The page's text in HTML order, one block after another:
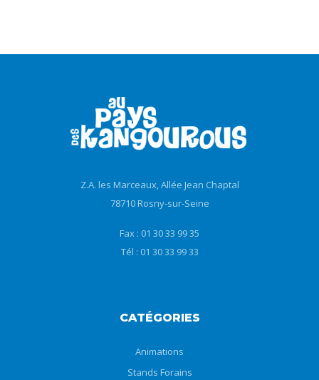
Z.A. les Marceaux, Allée Jean Chaptal
78710 Rosny-sur-Seine
Fax : 01 30 33 99 35
Tél : 01 30 33 99 33
CATÉGORIES
Animations
Stands Forains